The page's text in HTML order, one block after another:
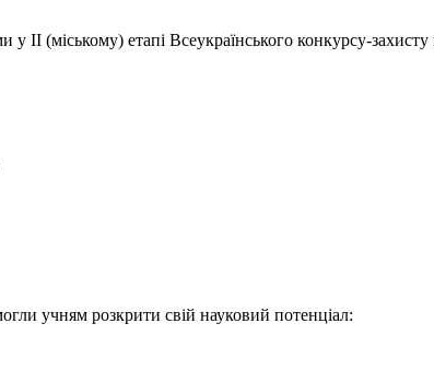
ІІ (міському) етапі Всеукраїнського конкурсу-
учням розкрити свій науковий потенціал: